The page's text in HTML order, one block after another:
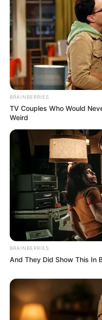
BRAINBERRIES
TV Couples Who Would
Weird
BRAINBERRIES
And They Did Show This In